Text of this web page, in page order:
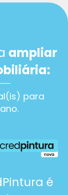
ampliar
para
é